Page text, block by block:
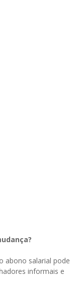
abono salarial pode
informais e